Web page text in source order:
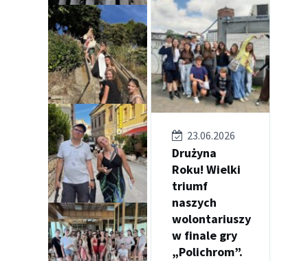
23.06.2026
Drużyna
Roku! Wielki
triumf
naszych
wolontariuszy
w finale gry
„Polichrom”.